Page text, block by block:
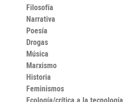
Filosofía
Narrativa
Poesía
Drogas
Música
Marxismo
Historia
Feminismos